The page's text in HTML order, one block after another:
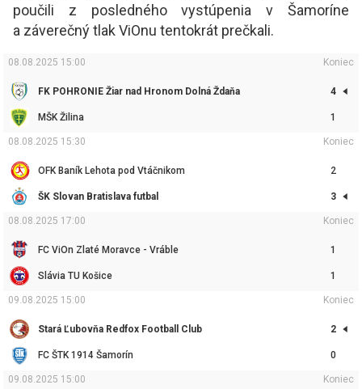
poučili z posledného vystúpenia v Šamoríne
a záverečný tlak ViOnu tentokrát prečkali.
08.08.2025 15:00 Koniec
FK POHRONIE Žiar nad Hronom Dolná Ždaňa 4
MŠK Žilina 1
08.08.2025 15:30 Koniec
OFK Baník Lehota pod Vtáčnikom 2
ŠK Slovan Bratislava futbal 3
08.08.2025 17:00 Koniec
FC ViOn Zlaté Moravce - Vráble 1
Slávia TU Košice 1
09.08.2025 15:00 Koniec
Stará Ľubovňa Redfox Football Club 2
FC ŠTK 1914 Šamorín 0
09.08.2025 15:00 Koniec